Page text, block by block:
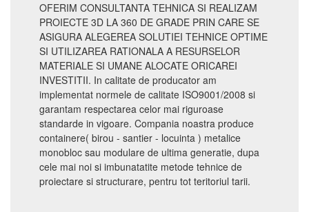
OFERIM CONSULTANTA TEHNICA SI REALIZAM
PROIECTE 3D LA 360 DE GRADE PRIN CARE SE
ASIGURA ALEGEREA SOLUTIEI TEHNICE OPTIME
SI UTILIZAREA RATIONALA A RESURSELOR
MATERIALE SI UMANE ALOCATE ORICAREI
INVESTITII. In calitate de producator am
implementat normele de calitate ISO9001/2008 si
garantam respectarea celor mai riguroase
standarde in vigoare. Compania noastra produce
containere( birou - santier - locuinta ) metalice
monobloc sau modulare de ultima generatie, dupa
cele mai noi si imbunatatite metode tehnice de
proiectare si structurare, pentru tot teritoriul tarii.